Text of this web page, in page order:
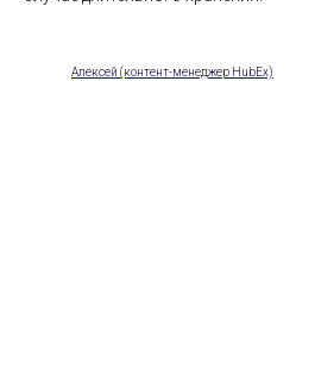
Алексей (контент-менеджер HubEx)